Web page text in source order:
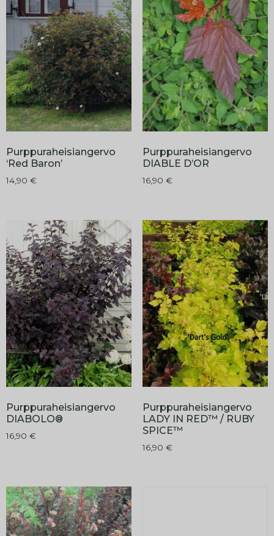
Purppuraheisiangervo
‘Red Baron’
14,90 €
Purppuraheisiangervo
DIABLE D’OR
16,90 €
Purppuraheisiangervo
DIABOLO®
16,90 €
Purppuraheisiangervo
LADY IN RED™ / RUBY
SPICE™
16,90 €